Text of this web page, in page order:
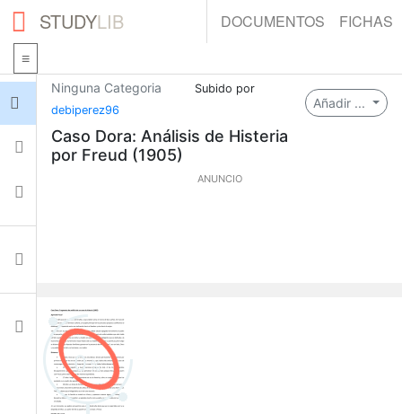
STUDYLIB DOCUMENTOS FICHAS
Iniciar sesión
Fichas
Ajustes
Añadir ...
Ninguna Categoria
Subido por
debiperez96
Caso Dora: Análisis de Histeria
por Freud (1905)
ANUNCIO
0